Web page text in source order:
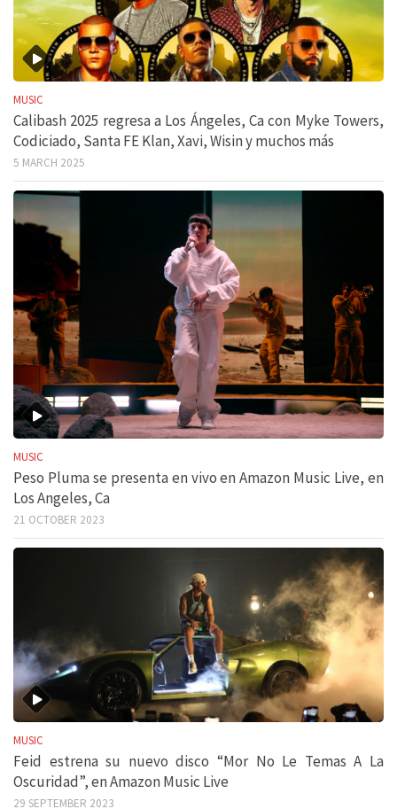
MUSIC
Calibash 2025 regresa a Los Ángeles, Ca con Myke Towers,
Codiciado, Santa FE Klan, Xavi, Wisin y muchos más
5 MARCH 2025
MUSIC
Peso Pluma se presenta en vivo en Amazon Music Live, en
Los Angeles, Ca
21 OCTOBER 2023
MUSIC
Feid estrena su nuevo disco “Mor No Le Temas A La
Oscuridad”, en Amazon Music Live
29 SEPTEMBER 2023